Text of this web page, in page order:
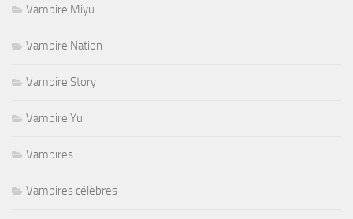
Vampire Miyu
Vampire Nation
Vampire Story
Vampire Yui
Vampires
Vampires célèbres